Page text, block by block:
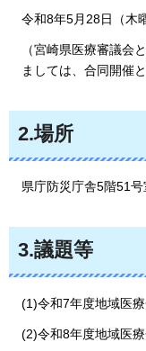
令和8年5月28日（木
（宮崎県医療審議会
ましては、合同開催
2.場所
県庁防災庁舎5階51号
3.議題等
(1)令和7年度地域医
(2)令和8年度地域医